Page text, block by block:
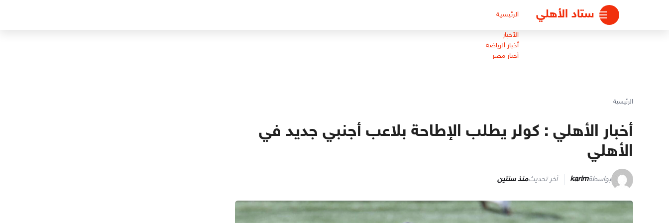
ستاد الأهلي الرئيسية
الأخبار
أخبار الرياضة
أخبار مصر
الرئيسية
أخبار الأهلي : كولر يطلب الإطاحة بلاعب أجنبي جديد في
الأهلي
بواسطةkarim آخر تحديثمنذ سنتين